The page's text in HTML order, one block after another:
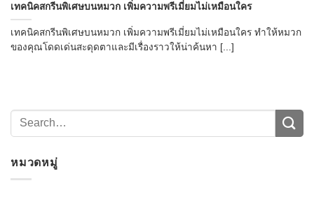
เทคนิคสกรีนพิเศษบนหมวก เพิ่มความพรีเมี่ยมไม่เหมือนใคร
เทคนิคสกรีนพิเศษบนหมวก เพิ่มความพรีเมี่ยมไม่เหมือนใคร ทำให้หมวก
ของคุณโดดเด่นสะดุดตาและมีเรื่องราวให้น่าค้นหา [...]
หมวดหมู่